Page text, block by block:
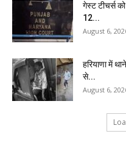
गेस्ट टीचर्स
12...
August 6,
हरियाणा में
से...
August 6,